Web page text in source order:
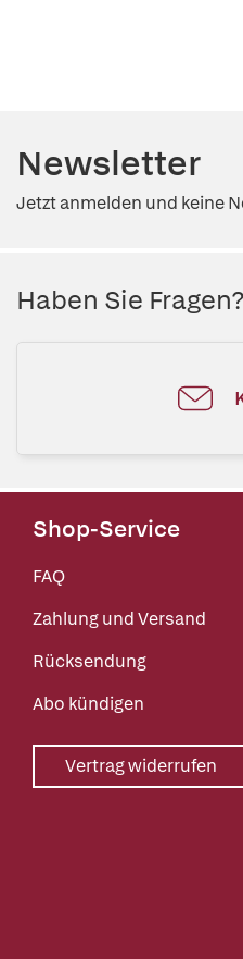
Newsletter
Jetzt anmelden und keine
Haben Sie
Shop-Service
FAQ
Zahlung und Versand
Rücksendung
Abo kündigen
Vertrag widerrufen